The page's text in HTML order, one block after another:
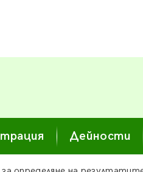
Дейности